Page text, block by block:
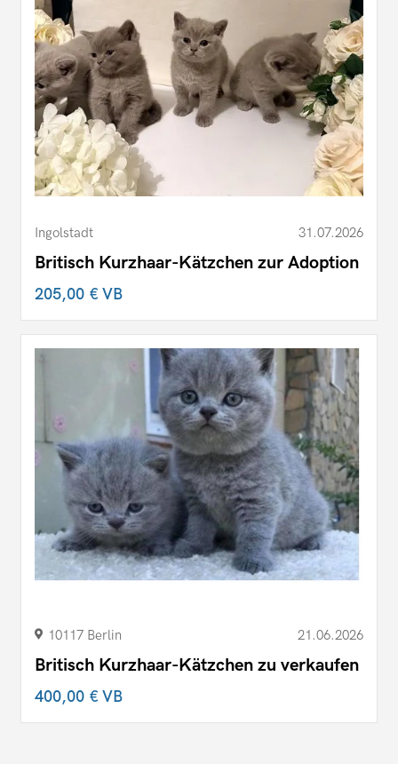
Ingolstadt 31.07.2026
Britisch Kurzhaar-Kätzchen zur Adoption
205,00 €VB
10117 Berlin 21.06.2026
Britisch Kurzhaar-Kätzchen zu verkaufen
400,00 €VB